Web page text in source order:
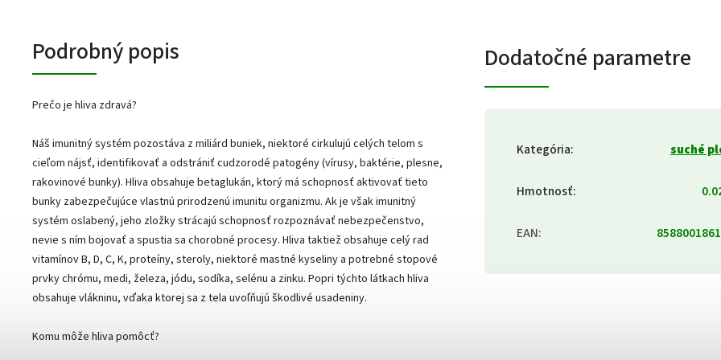
Podrobný popis
Prečo je hliva zdravá?
Náš imunitný systém pozostáva z miliárd buniek, niektoré cirkulujú celých telom s
cieľom nájsť, identifikovať a odstrániť cudzorodé patogény (vírusy, baktérie, plesne,
rakovinové bunky). Hliva obsahuje betaglukán, ktorý má schopnosť aktivovať tieto
bunky zabezpečujúce vlastnú prirodzenú imunitu organizmu. Ak je však imunitný
systém oslabený, jeho zložky strácajú schopnosť rozpoznávať nebezpečenstvo,
nevie s ním bojovať a spustia sa chorobné procesy. Hliva taktiež obsahuje celý rad
vitamínov B, D, C, K, proteíny, steroly, niektoré mastné kyseliny a potrebné stopové
prvky chrómu, medi, železa, jódu, sodíka, selénu a zinku. Popri týchto látkach hliva
obsahuje vlákninu, vďaka ktorej sa z tela uvoľňujú škodlivé usadeniny.
Komu môže hliva pomôcť?
Dodatočné parametre
Kategória: suché
Hmotnosť:
EAN: